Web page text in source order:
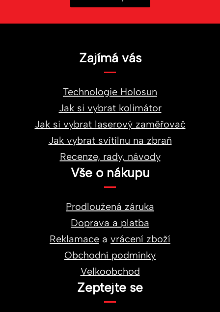
Zajímá vás
Technologie Holosun
Jak si vybrat kolimátor
Jak si vybrat laserový zaměřovač
Jak vybrat svítilnu na zbraň
Recenze, rady, návody
Vše o nákupu
Prodloužená záruka
Doprava a platba
Reklamace a vrácení zboží
Obchodní podmínky
Velkoobchod
Zeptejte se